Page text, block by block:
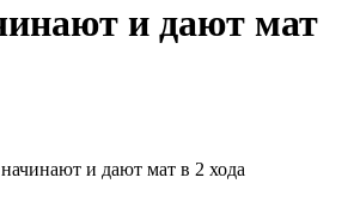
и дают мат